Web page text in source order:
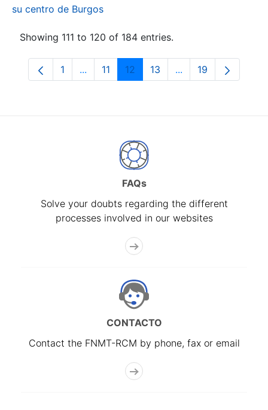
su centro de Burgos
Showing 111 to 120 of 184 entries.
Page
1 ...Intermediate Pages Use TAB to navigate.
Page
11 Page
12 Page
13 ...Intermediate
Page
19
FAQs
Solve your doubts regarding the different
processes involved in our websites
CONTACTO
Contact the FNMT-RCM by phone, fax or email